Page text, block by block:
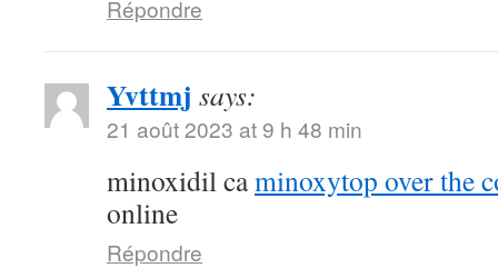
Répondre
Yvttmj says:
21 août 2023 at 9 h 48 min
minoxidil caminoxytop over the
online
Répondre